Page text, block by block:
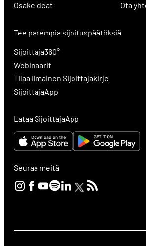
Osakeideat
Ota
Tee parempia sijoituspäätöksiä
Sijoittaja360°
Webinaarit
Tilaa ilmainen Sijoittajakirje
SijoittajaApp
Lataa SijoittajaApp
Seuraa meitä